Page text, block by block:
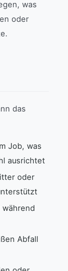
was
oder
das
Job, was
ausrichtet
oder
Abfall